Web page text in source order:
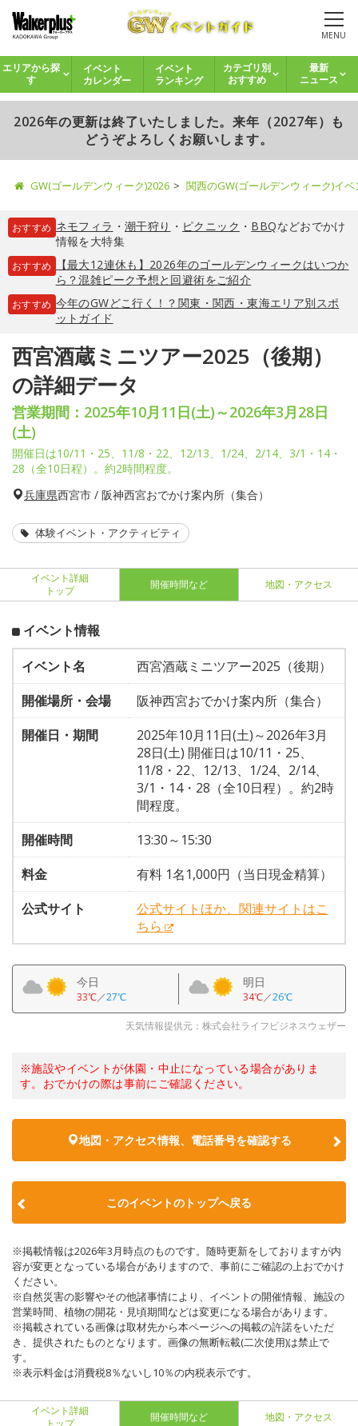
MENU
エリアから探
す
イベント
カレンダー
イベント
ランキング
カテゴリ別
おすすめ
最新
ニュース
2026年の更新は終了いたしました。来年（2027年）も
どうぞよろしくお願いします。
GW(ゴールデンウィーク)2026 関西のGW(ゴールデンウィーク)イ
おすすめ ネモフィラ ・ 潮干狩り ・ ピクニック ・ BBQなどおでかけ
情報を大特集
おすすめ
【最大12連休も】2026年のゴールデンウィークはいつか
ら？混雑ピーク予想と回避術をご紹介
おすすめ 今年のGWどこ行く！？関東・関西・東海エリア別スポ
ットガイド
西宮酒蔵ミニツアー2025（後期）
の詳細データ
営業期間：2025年10月11日(土)～2026年3月28日
(土)
開催日は10/11・25、11/8・22、12/13、1/24、2/14、3/1・14・
28（全10日程）。約2時間程度。
兵庫県西宮市 / 阪神西宮おでかけ案内所（集合）
体験イベント・アクティビティ
イベント詳細
トップ
開催時間など 地図・アクセス
イベント情報
イベント名
西宮酒蔵ミニツアー2025（後期）
開催場所・会場
阪神西宮おでかけ案内所（集合）
開催日・期間
2025年10月11日(土)～2026年3月
28日(土) 開催日は10/11・25、
11/8・22、12/13、1/24、2/14、
3/1・14・28（全10日程）。約2時
間程度。
開催時間
13:30～15:30
料金
有料 1名1,000円（当日現金精算）
公式サイト
公式サイトほか、関連サイトはこ
ちら
今日
33℃／27℃
明日
34℃／26℃
天気情報提供元：株式会社ライフビジネスウェザー
※施設やイベントが休園・中止になっている場合がありま
す。おでかけの際は事前にご確認ください。
地図・アクセス情報、電話番号を確認する
このイベントのトップへ戻る
※掲載情報は2026年3月時点のものです。随時更新をしておりますが内
容が変更となっている場合がありますので、事前にご確認の上おでかけ
ください。
※自然災害の影響やその他諸事情により、イベントの開催情報、施設の
営業時間、植物の開花・見頃期間などは変更になる場合があります。
※掲載されている画像は取材先から本ページへの掲載の許諾をいただ
き、提供されたものとなります。画像の無断転載(二次使用)は禁止で
す。
※表示料金は消費税8％ないし10％の内税表示です。
イベント詳細
トップ
開催時間など 地図・アクセス